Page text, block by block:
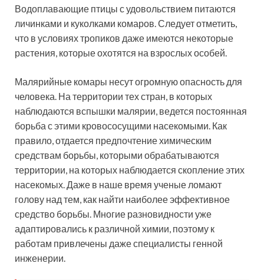
Водоплавающие птицы с удовольствием питаются
личинками и куколками комаров. Следует отметить,
что в условиях тропиков даже имеются некоторые
растения, которые охотятся на взрослых особей.
Малярийные комары несут огромную опасность для
человека. На территории тех стран, в которых
наблюдаются вспышки малярии, ведется постоянная
борьба с этими кровососущими насекомыми. Как
правило, отдается предпочтение химическим
средствам борьбы, которыми обрабатываются
территории, на которых наблюдается скопление этих
насекомых. Даже в наше время ученые ломают
голову над тем, как найти наиболее эффективное
средство борьбы. Многие разновидности уже
адаптировались к различной химии, поэтому к
работам привлечены даже специалисты генной
инженерии.